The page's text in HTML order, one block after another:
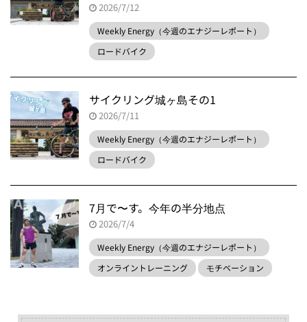
2026/7/12
Weekly Energy（今週のエナジーレポート）
ロードバイク
サイクリング城ヶ島その1
2026/7/11
Weekly Energy（今週のエナジーレポート）
ロードバイク
7月で〜す。今年の半分地点
2026/7/4
Weekly Energy（今週のエナジーレポート）
オンライントレーニング
モチベーション